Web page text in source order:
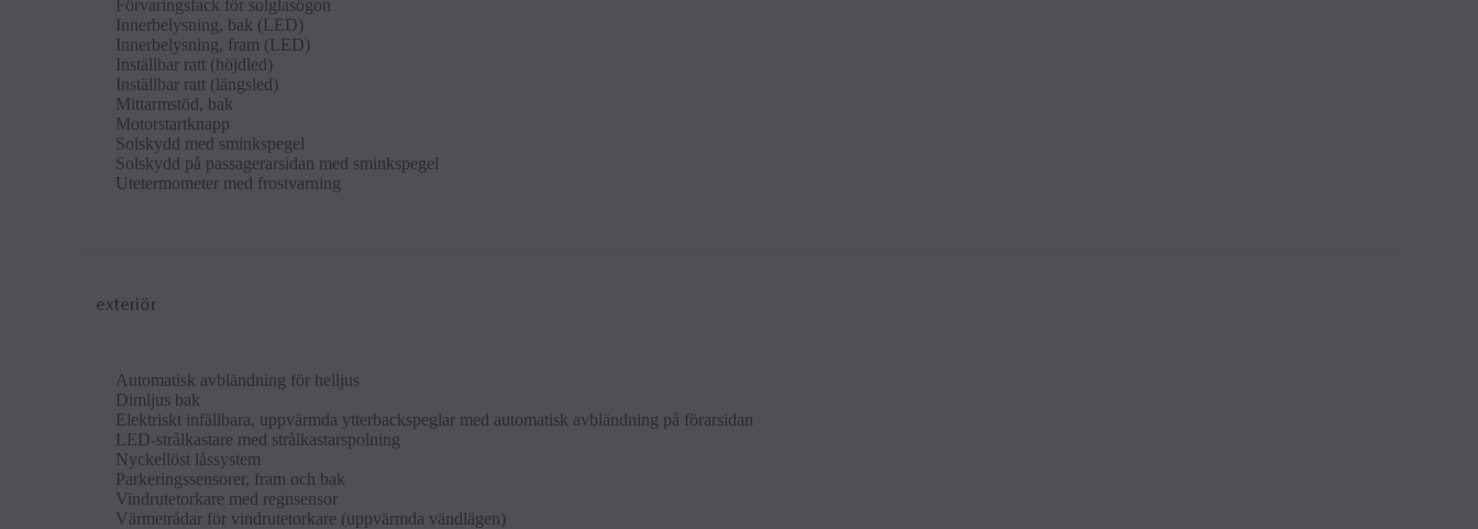
För­var­ings­fack för solglasögon
In­n­er­belys­n­ing, bak (LED)
In­n­er­belys­n­ing, fram (LED)
In­ställ­bar ratt (höjdled)
In­ställ­bar ratt (längsled)
Mit­tarm­stöd, bak
Mo­tor­startknapp
Sol­sky­dd med smink­spe­gel
Sol­sky­dd på pas­sagerarsid­an med smink­spe­gel
Uteter­mo­met­er med frostvarn­ing
exteriör
Auto­mat­isk avbländ­n­ing för helljus
Dim­ljus bak
Elek­triskt in­fäll­bara, up­pvärm­da yt­ter­back­spe­g­lar med auto­mat­isk avbländ­n­ing på förarsid­an
LED-strålkastare med strålkastarspol­n­ing
Nyckellöst låssys­tem
Park­er­ings­sensorer, fram och bak
Vindrutet­ork­are med regn­sensor
Vär­metrådar för vindrutet­ork­are (up­pvärm­da vändlä­gen)